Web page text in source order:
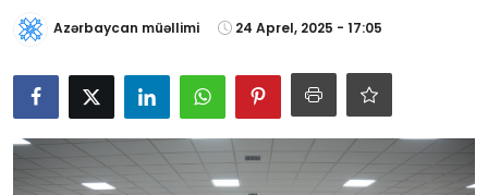
Haqqımızda
Reklam və elan
Biz kimik?
Bütün xəbərlər
Azərbaycan müəllimi 24 Aprel, 2025 - 17:05